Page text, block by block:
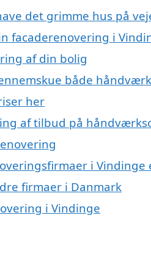
det grimme hus på
facaderenovering i
af din bolig
både
her
af tilbud på
i Vindinge
firmaer i Danmark
i Vindinge